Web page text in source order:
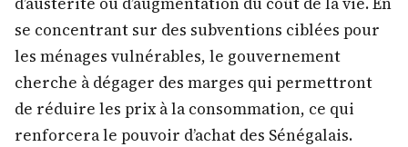
se concentrant sur des subventions ciblées pour
les ménages vulnérables, le gouvernement
cherche à dégager des marges qui permettront
de réduire les prix à la consommation, ce qui
renforcera le pouvoir d’achat des Sénégalais.